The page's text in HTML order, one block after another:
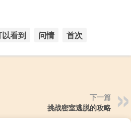
以看到 问情 首次
下一篇
挑战密室逃脱的攻略